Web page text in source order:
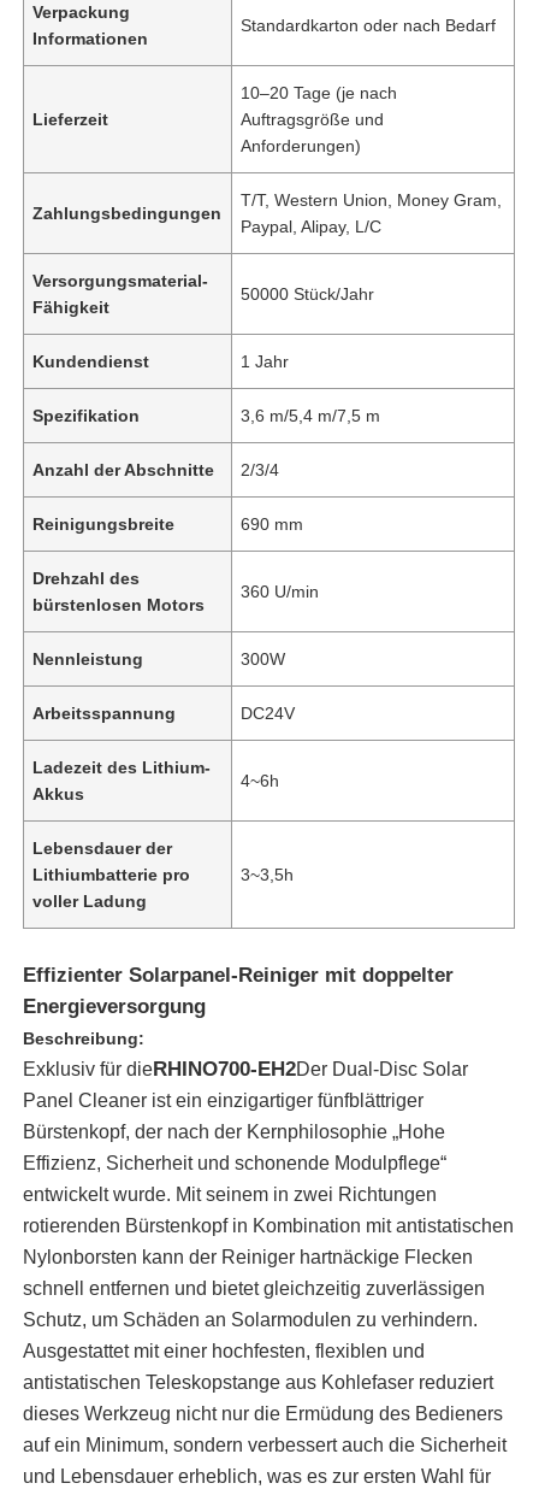
Startseite
Produkte
Verpackung
Informationen
Standardkarton oder nach Bedarf
Lieferzeit
10–20 Tage (je nach
Auftragsgröße und
Anforderungen)
Zahlungsbedingungen
T/T, Western Union, Money Gram,
Paypal, Alipay, L/C
Versorgungsmaterial-
Fähigkeit
50000 Stück/Jahr
Kundendienst 1 Jahr
Spezifikation 3,6 m/5,4 m/7,5 m
Anzahl der Abschnitte 2/3/4
Reinigungsbreite 690 mm
Drehzahl des
bürstenlosen Motors
360 U/min
Nennleistung 300W
Arbeitsspannung DC24V
Ladezeit des Lithium-
Akkus
4~6h
Lebensdauer der
Lithiumbatterie pro
voller Ladung
3~3,5h
Effizienter Solarpanel-Reiniger mit doppelter
Energieversorgung
Beschreibung:
Exklusiv für dieRHINO700-EH2Der Dual-Disc Solar
Panel Cleaner ist ein einzigartiger fünfblättriger
Bürstenkopf, der nach der Kernphilosophie „Hohe
Effizienz, Sicherheit und schonende Modulpflege“
entwickelt wurde. Mit seinem in zwei Richtungen
rotierenden Bürstenkopf in Kombination mit antistatischen
Nylonborsten kann der Reiniger hartnäckige Flecken
schnell entfernen und bietet gleichzeitig zuverlässigen
Schutz, um Schäden an Solarmodulen zu verhindern.
Ausgestattet mit einer hochfesten, flexiblen und
antistatischen Teleskopstange aus Kohlefaser reduziert
dieses Werkzeug nicht nur die Ermüdung des Bedieners
auf ein Minimum, sondern verbessert auch die Sicherheit
und Lebensdauer erheblich, was es zur ersten Wahl für